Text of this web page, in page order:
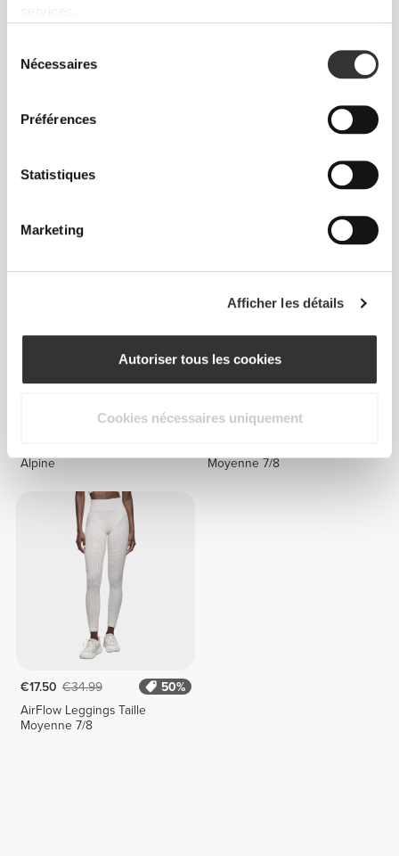
Nécessaires
Préférences
Statistiques
Marketing
Afficher les détails
Autoriser tous les cookies
Cookies nécessaires uniquement
Legging 7/8 Taille Normale
40%
Legging 7/8 Taille Normale
€39.99
40%
Alpine
€17.50 €34.99
Moyenne 7/8
€17.50 €34.99
50%
AirFlow Leggings Taille
Moyenne 7/8